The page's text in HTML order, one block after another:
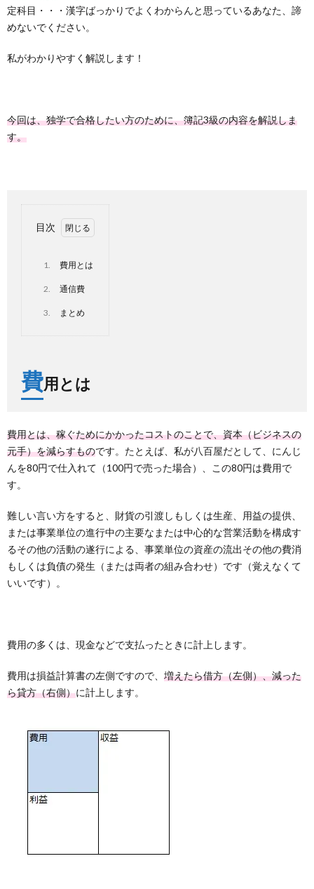
定科目・・・漢字ばっかりでよくわからんと思っているあなた、諦
めないでください。
私がわかりやすく解説します！
今回は、独学で合格したい方のために、簿記3級の内容を解説しま
す。
目次
1. 費用とは
2. 通信費
3. まとめ
費用とは
費用とは、稼ぐためにかかったコストのことで、資本（ビジネスの
元手）を減らすものです。たとえば、私が八百屋だとして、にんじ
んを80円で仕入れて（100円で売った場合）、この80円は費用で
す。
難しい言い方をすると、財貨の引渡しもしくは生産、用益の提供、
または事業単位の進行中の主要なまたは中心的な営業活動を構成す
るその他の活動の遂行による、事業単位の資産の流出その他の費消
もしくは負債の発生（または両者の組み合わせ）です（覚えなくて
いいです）。
費用の多くは、現金などで支払ったときに計上します。
費用は損益計算書の左側ですので、 増えたら借方（左側）、減った
ら貸方（右側）に計上します。